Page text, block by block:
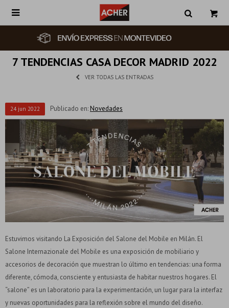

7 TENDENCIAS CASA DECOR MADRID 2022
VER TODAS LAS ENTRADAS
24 jun 2022 Publicado en: Novedades
Estuvimos visitando La Exposición del Salone del Mobile en Milán. El
Salone Internazionale del Mobile es una exposición de mobiliario y
accesorios de decoración que muestran lo último en tendencias: una forma
diferente, cómoda, consciente y entusiasta de habitar nuestros hogares. El
“salone” es un laboratorio para la experimentación, un lugar para la interfaz
y nuevas oportunidades para la reflexión sobre el mundo del diseño.